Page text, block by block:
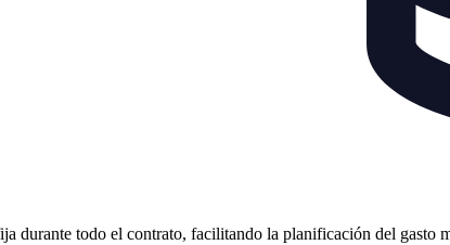
durante todo el contrato, facilitando la planificación del gasto